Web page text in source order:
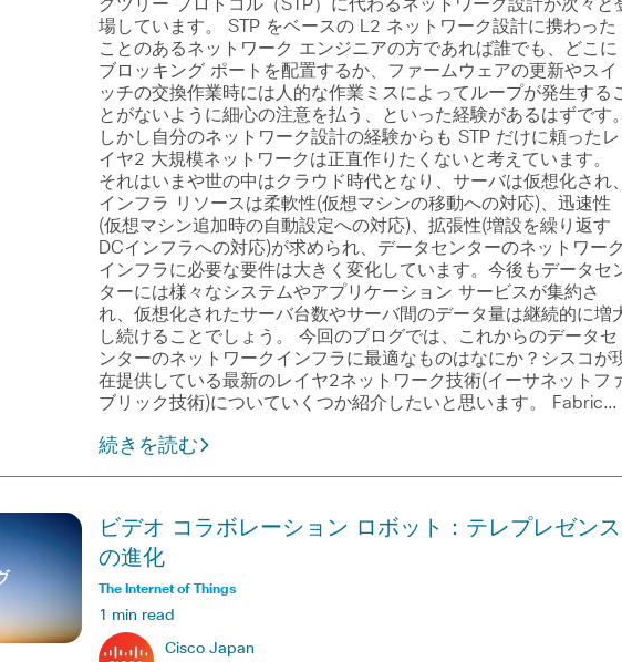
グツリー プロトコル（STP）に代わるネットワーク設計が次々と
場しています。 STP をベースの L2 ネットワーク設計に携わった
ことのあるネットワーク エンジニアの方であれば誰でも、どこに
ブロッキング ポートを配置するか、ファームウェアの更新やスイ
ッチの交換作業時には人的な作業ミスによってループが発生する
とがないように細心の注意を払う、といった経験があるはずです
しかし自分のネットワーク設計の経験からも STP だけに頼ったレ
イヤ2 大規模ネットワークは正直作りたくないと考えています。
それはいまや世の中はクラウド時代となり、サーバは仮想化され
インフラ リソースは柔軟性(仮想マシンの移動への対応)、迅速性
(仮想マシン追加時の自動設定への対応)、拡張性(増設を繰り返す
DCインフラへの対応)が求められ、データセンターのネットワー
インフラに必要な要件は大きく変化しています。今後もデータセ
ターには様々なシステムやアプリケーション サービスが集約さ
れ、仮想化されたサーバ台数やサーバ間のデータ量は継続的に増
し続けることでしょう。 今回のブログでは、これからのデータセ
ンターのネットワークインフラに最適なものはなにか？シスコが
在提供している最新のレイヤ2ネットワーク技術(イーサネットフ
ブリック技術)についていくつか紹介したいと思います。 Fabric…
続きを読む
ビデオ コラボレーション ロボット：テレプレゼンス
の進化
The Internet of Things
1 min read
Cisco Japan